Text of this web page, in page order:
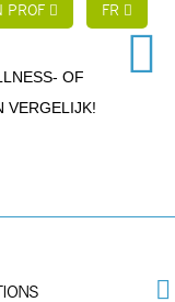
PROF FR
OF
VERGELIJK!